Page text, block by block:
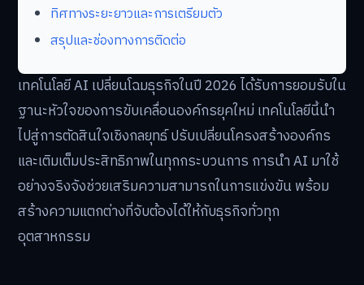
ทิศทางระยะยาวและการเตรียมตัว
สรุปและช่องทางการติดต่อ
เทคโนโลยี AI เปลี่ยนโฉมธุรกิจในปี 2026 ได้รับการยอมรับใน
ฐานะหัวใจของการขับเคลื่อนองค์กรยุคใหม่ เทคโนโลยีนี้นำ
ไปสู่การตัดสินใจเชิงกลยุทธ์ ปรับเปลี่ยนโครงสร้างองค์กร
และเติมเต็มประสิทธิภาพในทุกกระบวนการ การนำ AI มาใช้
อย่างจริงจังช่วยเสริมความสามารถในการแข่งขัน พร้อม
สร้างความแตกต่างที่จับต้องได้ให้กับธุรกิจทั่วทุก
อุตสาหกรรม